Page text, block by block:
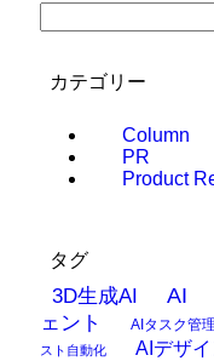
カテゴリー
Column
PR
Product
タグ
3D生成AI AI
ェント
AIタスク管理
スト自動化
AIデザ